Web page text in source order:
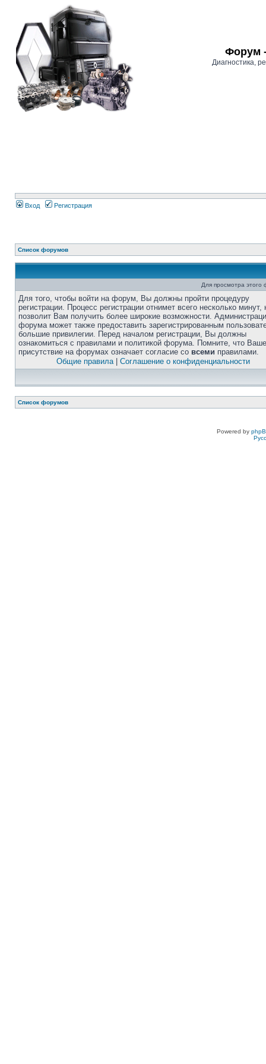
Форум -
Диагностика,
Вход Регистрация
Список форумов
Для просмотра
Для того, чтобы войти на форум, Вы должны пройти процедуру
регистрации. Процесс регистрации отнимет всего несколько минут,
позволит Вам получить более широкие возможности.
форума может также предоставить зарегистрированным
большие привилегии. Перед началом регистрации, Вы должны
ознакомиться с правилами и политикой форума. Помните, что Ваше
присутствие на форумах означает согласие со всеми правилами.
Общие правила| Соглашение о конфиденциальности
Список форумов
Powered by